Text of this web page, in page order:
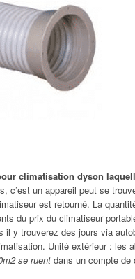
climatisation dyson
c’est un appareil peut se
est retourné. La
du prix du climatiseur
y trouverez des jours via
Unité extérieur : les
se ruent dans un compte de